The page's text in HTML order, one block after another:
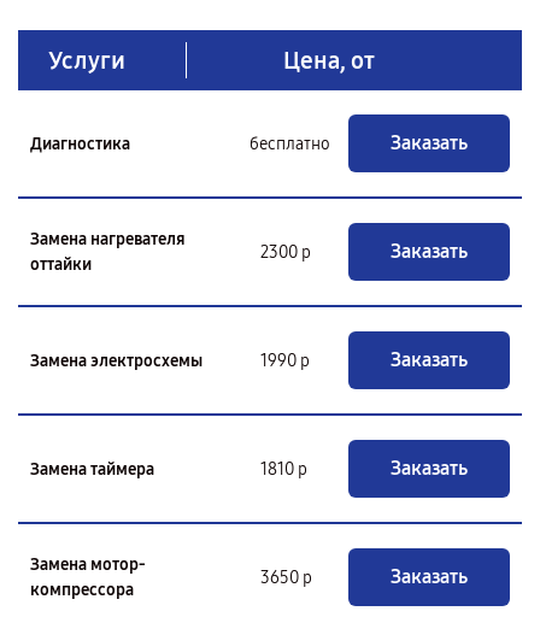
Услуги Цена, от
Диагностика бесплатно Заказать
Замена нагревателя
оттайки
2300 р Заказать
Замена электросхемы 1990 р Заказать
Замена таймера 1810 р Заказать
Замена мотор-
компрессора
3650 р Заказать